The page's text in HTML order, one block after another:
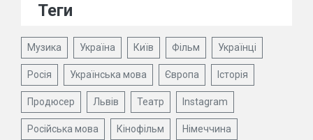
Теги
Музика Україна Київ Фільм Українці
Росія Українська мова Європа Історія
Продюсер Львів Театр Instagram
Російська мова Кінофільм Німеччина